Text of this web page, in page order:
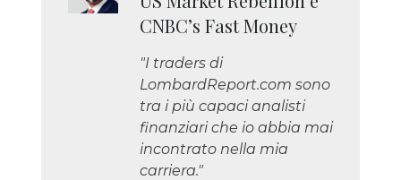
CNBC’s Fast Money
"I traders di
LombardReport.com sono
tra i più capaci analisti
finanziari che io abbia mai
incontrato nella mia
carriera."